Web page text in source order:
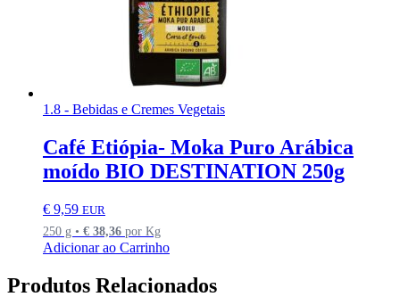
1.8 - Bebidas e Cremes Vegetais
Café Etiópia- Moka Puro Arábica
moído BIO DESTINATION 250g
€ 9,59 EUR
250 g • € 38,36 por Kg
Adicionar ao Carrinho
Produtos Relacionados